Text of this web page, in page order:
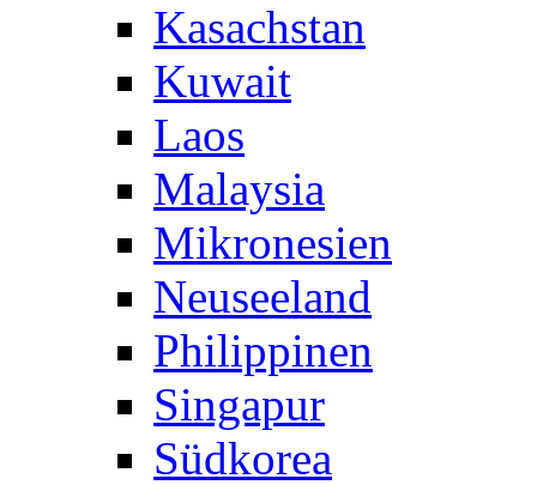
Kasachstan
Kuwait
Laos
Malaysia
Mikronesien
Neuseeland
Philippinen
Singapur
Südkorea